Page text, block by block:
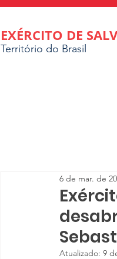
EXÉRCITO DE
Território do Brasil
6 de mar. de
Atualizado: 9